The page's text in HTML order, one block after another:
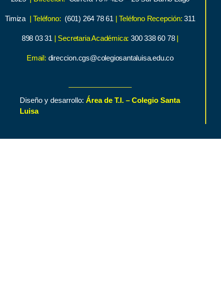
Timiza | Teléfono: (601) 264 78 61 | Teléfono Recepción: 311
898 03 31 | Secretaria Académica:300 338 60 78 |
Email: direccion.cgs@colegiosantaluisa.edu.co
Diseño y desarrollo: Área de T.I. – Colegio Santa
Luisa